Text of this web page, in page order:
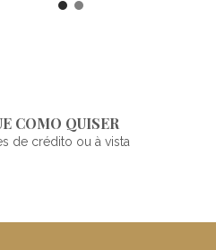
COMO QUISER
de crédito ou à vista